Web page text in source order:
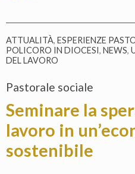
ATTUALITÀ, ESPERIENZE
POLICORO IN DIOCESI, NEWS,
DEL LAVORO
Pastorale sociale
Seminare la
lavoro in
sostenibile